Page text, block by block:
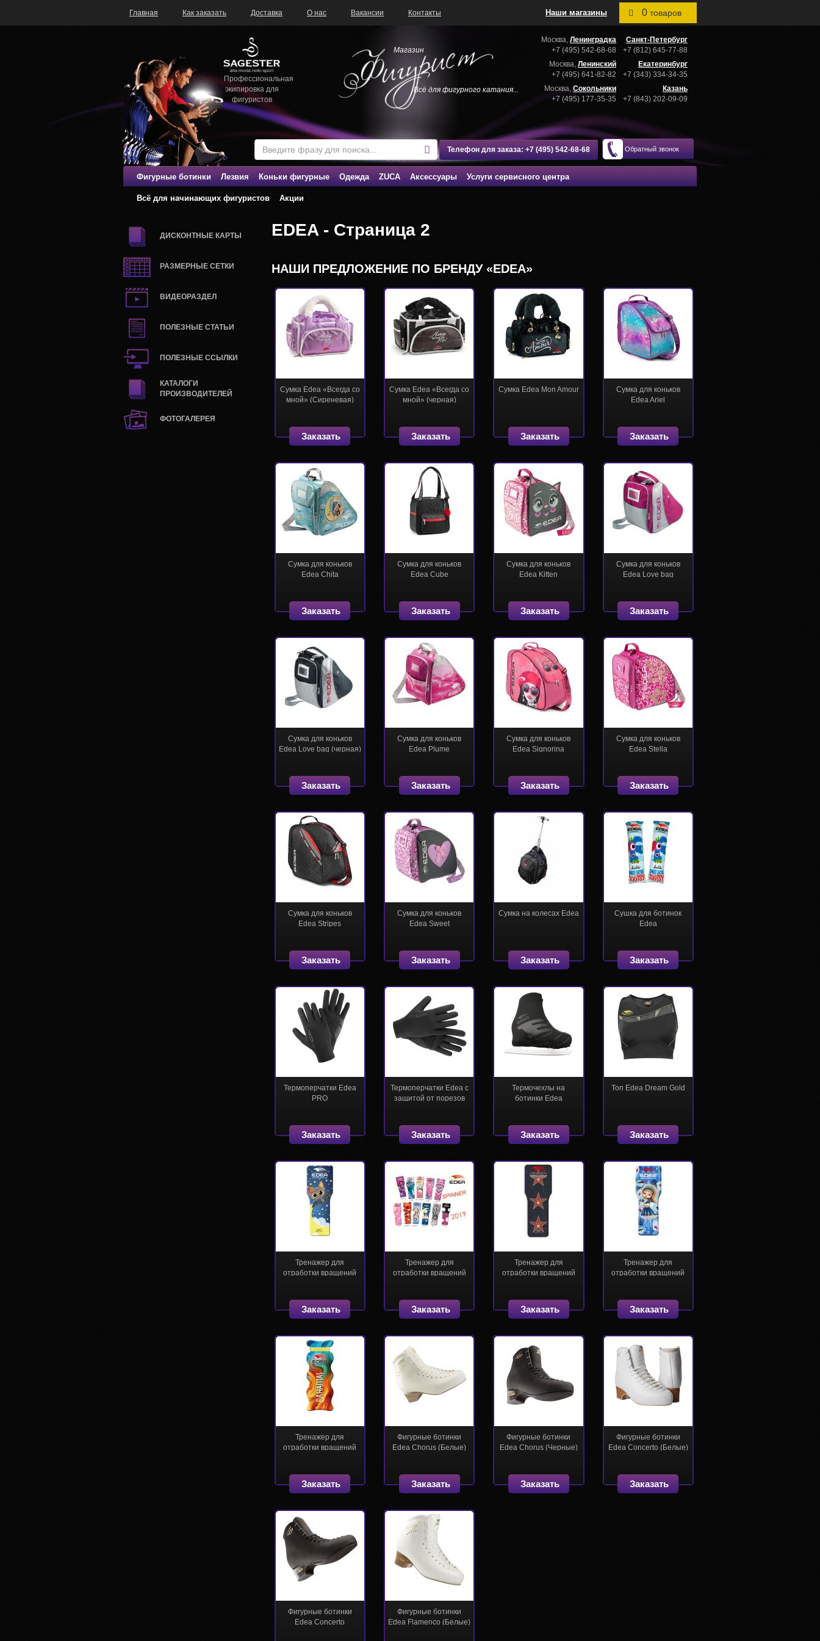
Главная Как заказать Доставка О нас Вакансии Контакты 0 товаров
Наши магазины
Профессиональная
экипировка для
фигуристов
Магазин
Всё для фигурного катания...
Телефон для заказа: +7 (495) 542-68-68
Москва, Ленинградка
+7 (495) 542-68-68
Москва, Ленинский
+7 (495) 641-82-82
Москва, Сокольники
+7 (495) 177-35-35
Санкт-Петербург
+7 (812) 645-77-88
Екатеринбург
+7 (343) 334-34-35
Казань
+7 (843) 202-09-09
Обратный звонок
Фигурные ботинки Лезвия Коньки фигурные Одежда ZUCA Аксессуары Услуги сервисного центра
Всё для начинающих фигуристов Акции
ДИСКОНТНЫЕ КАРТЫ
РАЗМЕРНЫЕ СЕТКИ
ВИДЕОРАЗДЕЛ
ПОЛЕЗНЫЕ СТАТЬИ
ПОЛЕЗНЫЕ ССЫЛКИ
КАТАЛОГИ
ПРОИЗВОДИТЕЛЕЙ
ФОТОГАЛЕРЕЯ
EDEA - Страница 2
НАШИ ПРЕДЛОЖЕНИЕ ПО БРЕНДУ «EDEA»
Сумка Edea «Всегда со
мной» (Сиреневая)
Заказать
Сумка Edea «Всегда со
мной» (черная)
Заказать
Сумка Edea Mon Amour
Заказать
Сумка для коньков
Edea Ariel
Заказать
Сумка для коньков
Edea Chita
Заказать
Сумка для коньков
Edea Cube
Заказать
Сумка для коньков
Edea Kitten
Заказать
Сумка для коньков
Edea Love bag
Заказать
Сумка для коньков
Edea Love bag (черная)
Заказать
Сумка для коньков
Edea Plume
Заказать
Сумка для коньков
Edea Signorina
Заказать
Сумка для коньков
Edea Stella
Заказать
Сумка для коньков
Edea Stripes
Заказать
Сумка для коньков
Edea Sweet
Заказать
Сумка на колесах Edea
Заказать
Сушка для ботинок
Edea
Заказать
Термоперчатки Edea
PRO
Заказать
Термоперчатки Edea с
защитой от порезов
Заказать
Термочехлы на
ботинки Edea
Заказать
Топ Edea Dream Gold
Заказать
Тренажер для
отработки вращений
Заказать
Тренажер для
отработки вращений
Заказать
Тренажер для
отработки вращений
Заказать
Тренажер для
отработки вращений
Заказать
Тренажер для
отработки вращений
Заказать
Фигурные ботинки
Edea Chorus (Белые)
Заказать
Фигурные ботинки
Edea Chorus (Черные)
Заказать
Фигурные ботинки
Edea Concerto (Белые)
Заказать
Фигурные ботинки
Edea Concerto
Фигурные ботинки
Edea Flamenco (Белые)